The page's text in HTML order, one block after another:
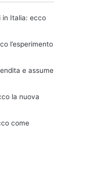
in Italia: ecco
l’esperimento
e assume
la nuova
come